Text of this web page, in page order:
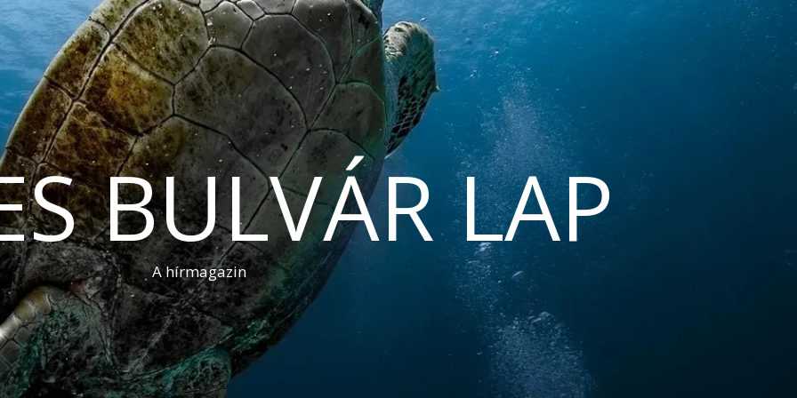
BULVÁR LAP
A hírmagazin